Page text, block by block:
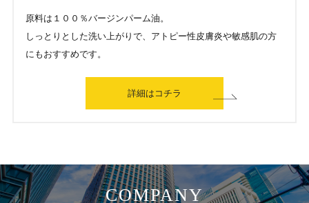
原料は１００％バージンパーム油。
しっとりとした洗い上がりで、アトピー性皮膚炎や敏感肌の方
にもおすすめです。
詳細はコチラ
COMPANY